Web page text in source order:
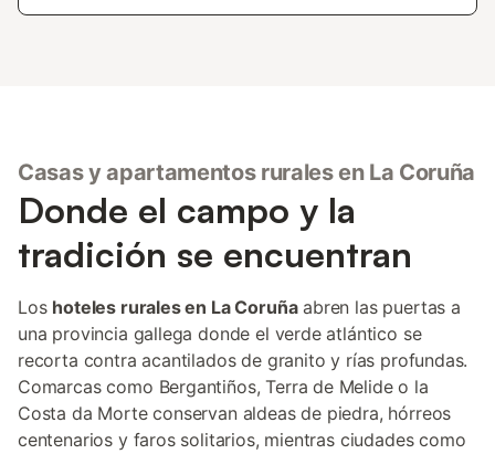
Casas y apartamentos rurales en La Coruña
Donde el campo y la
tradición se encuentran
Los hoteles rurales en La Coruñaabren las puertas a
una provincia gallega donde el verde atlántico se
recorta contra acantilados de granito y rías profundas.
Comarcas como Bergantiños, Terra de Melide o la
Costa da Morte conservan aldeas de piedra, hórreos
centenarios y faros solitarios, mientras ciudades como